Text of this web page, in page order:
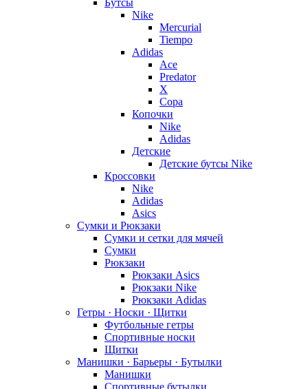
Nike
Mercurial
Tiempo
Adidas
Ace
Predator
X
Copa
Копочки
Nike
Adidas
Детские
Детские бутсы Nike
Кроссовки
Nike
Adidas
Asics
Сумки и Рюкзаки
Сумки и сетки для мячей
Сумки
Рюкзаки
Рюкзаки Asics
Рюкзаки Nike
Рюкзаки Adidas
Гетры · Носки · Щитки
Футбольные гетры
Спортивные носки
Щитки
Манишки · Барьеры · Бутылки
Манишки
Спортивные бутылки